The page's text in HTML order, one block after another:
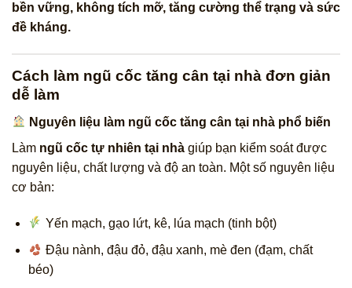
bền vững, không tích mỡ, tăng cường thể trạng và sức
đề kháng.
Cách làm ngũ cốc tăng cân tại nhà đơn giản
dễ làm
Nguyên liệu làm ngũ cốc tăng cân tại nhà phổ biến
Làm ngũ cốc tự nhiên tại nhà giúp bạn kiểm soát được
nguyên liệu, chất lượng và độ an toàn. Một số nguyên liệu
cơ bản:
Yến mạch, gạo lứt, kê, lúa mạch (tinh bột)
Đậu nành, đậu đỏ, đậu xanh, mè đen (đạm, chất
béo)